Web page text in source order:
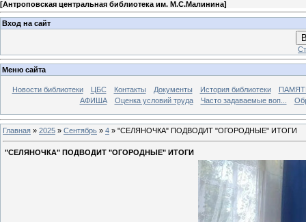
[Антроповская центральная библиотека им. М.С.Малинина]
Вход на сайт
Меню сайта
Новости библиотеки ЦБС Контакты Документы История библиотеки
АФИША
Оценка условий труда Часто задаваемые воп...
Главная » 2025 » Сентябрь » 4 » "СЕЛЯНОЧКА" ПОДВОДИТ "ОГОРОДНЫЕ" ИТОГИ
"СЕЛЯНОЧКА" ПОДВОДИТ "ОГОРОДНЫЕ" ИТОГИ